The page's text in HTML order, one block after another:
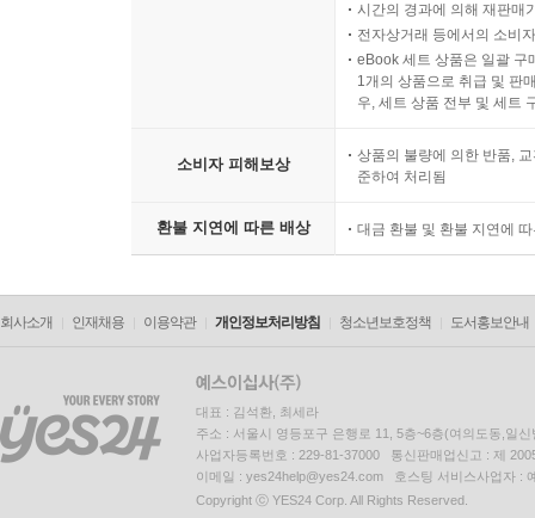
시간의 경과에 의해 재판매
전자상거래 등에서의 소비
eBook 세트 상품은 일괄 구
1개의 상품으로 취급 및 판
우, 세트 상품 전부 및 세트
소비자 피해보상
상품의 불량에 의한 반품,
준하여 처리됨
환불 지연에 따른 배상 대금 환불 및 환불 지연에
회사소개 인재채용 이용약관 개인정보처리방침 청소년보호정책 도서홍보안내
대표 : 김석환, 최세라
주소 : 서울시 영등포구 은행로 11, 5층~6층(여의도동,일신
사업자등록번호 : 229-81-37000 통신판매업신고 : 제
이메일 : yes24help@yes24.com 호스팅 서비스사업자 :
Copyright ⓒ YES24 Corp. All Rights Reserved.